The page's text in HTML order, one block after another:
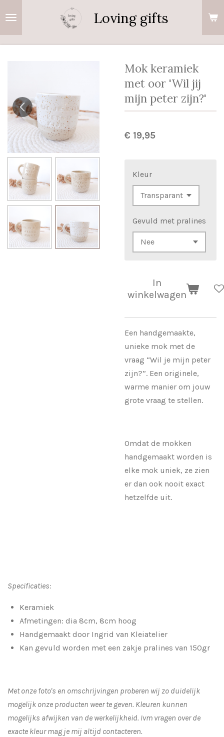
Loving gifts
Mok keramiek
met oor 'Wil jij
mijn peter zijn?'
€ 19,95
Kleur
Gevuld met pralines
In
winkelwagen
Een handgemaakte,
unieke mok met de
vraag “Wil je mijn peter
zijn?”. Een originele,
warme manier om jouw
grote vraag te stellen.
Omdat de mokken
handgemaakt worden is
elke mok uniek, ze zien
er dan ook nooit exact
hetzelfde uit.
Specificaties:
Keramiek
Afmetingen: dia 8cm, 8cm hoog
Handgemaakt door Ingrid van Kleiatelier
Kan gevuld worden met een zakje pralines van 150gr
Met onze foto's en omschrijvingen proberen wij zo duidelijk
mogelijk onze producten weer te geven. Kleuren kunnen
mogelijks afwijken van de werkelijkheid. Ivm vragen over de
exacte kleur mag je mij altijd contacteren.